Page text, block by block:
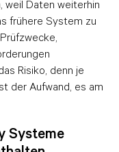
weil Daten weiterhin
frühere System zu
Risiko, denn je
der Aufwand, es am
Systeme